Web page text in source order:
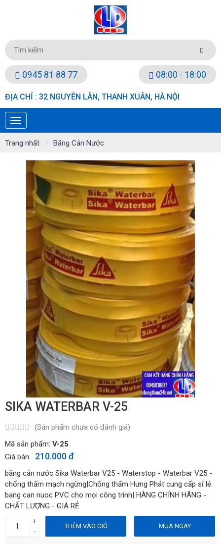
0945 81 88 77 08:00 - 18:00
ĐỊA CHỈ : 32 NGUYỄN LÂN, THANH XUÂN, HÀ NỘI
Trang nhất Băng Cản Nước
SIKA WATERBAR V-25
(Sản phẩm chưa có đánh giá)
Mã sản phẩm: V-25
Giá bán:
210.000 đ
băng cản nước Sika Waterbar V25 - Waterstop - Waterbar V25 -
chống thấm mạch ngừng|Chống thấm Hưng Phát cung cấp sỉ lẻ
bang can nuoc PVC cho mọi công trình| HÀNG CHÍNH HÃNG -
CHẤT LƯỢNG - GIÁ RẺ
+
-
THÊM VÀO GIỎ MUA NGAY